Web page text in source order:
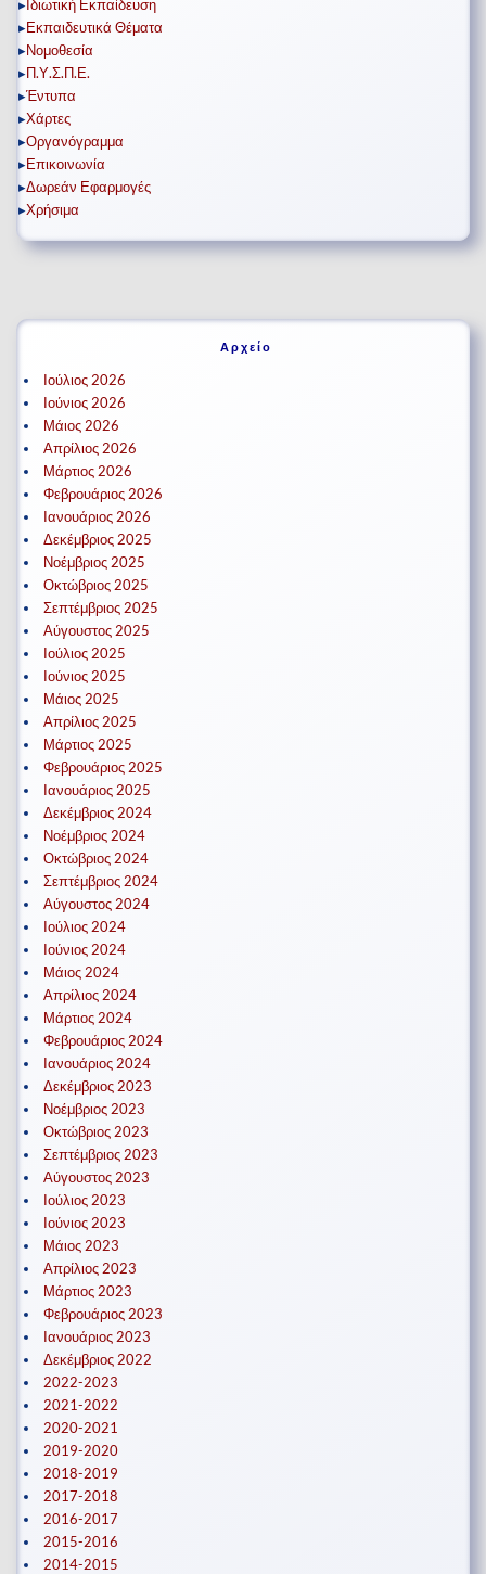
▸ Ιδιωτική Εκπαίδευση
▸Εκπαιδευτικά Θέματα
▸Νομοθεσία
▸Π.Υ.Σ.Π.Ε.
▸Έντυπα
▸Χάρτες
▸Οργανόγραμμα
▸Επικοινωνία
▸Δωρεάν Εφαρμογές
▸Χρήσιμα
Αρχείο
Ιούλιος 2026
Ιούνιος 2026
Μάιος 2026
Απρίλιος 2026
Μάρτιος 2026
Φεβρουάριος 2026
Ιανουάριος 2026
Δεκέμβριος 2025
Νοέμβριος 2025
Οκτώβριος 2025
Σεπτέμβριος 2025
Αύγουστος 2025
Ιούλιος 2025
Ιούνιος 2025
Μάιος 2025
Απρίλιος 2025
Μάρτιος 2025
Φεβρουάριος 2025
Ιανουάριος 2025
Δεκέμβριος 2024
Νοέμβριος 2024
Οκτώβριος 2024
Σεπτέμβριος 2024
Αύγουστος 2024
Ιούλιος 2024
Ιούνιος 2024
Μάιος 2024
Απρίλιος 2024
Μάρτιος 2024
Φεβρουάριος 2024
Ιανουάριος 2024
Δεκέμβριος 2023
Νοέμβριος 2023
Οκτώβριος 2023
Σεπτέμβριος 2023
Αύγουστος 2023
Ιούλιος 2023
Ιούνιος 2023
Μάιος 2023
Απρίλιος 2023
Μάρτιος 2023
Φεβρουάριος 2023
Ιανουάριος 2023
Δεκέμβριος 2022
2022-2023
2021-2022
2020-2021
2019-2020
2018-2019
2017-2018
2016-2017
2015-2016
2014-2015